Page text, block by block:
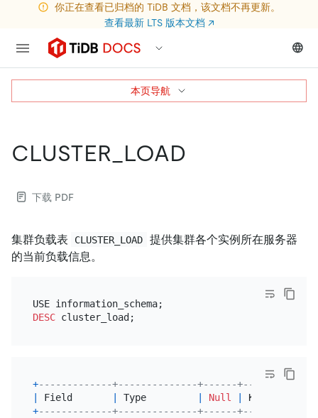
你正在查看已归档的 TiDB 文档，该文档不再更新。
查看最新 LTS 版本文档 ↗
CLUSTER_LOAD
下载 PDF
集群负载表 CLUSTER_LOAD
提供集群各个实例所在服务器
的当前负载信息。
DESC
+-------------+--------------+------+------
Field Type Null Key
+-------------+--------------+------+------
本页导航